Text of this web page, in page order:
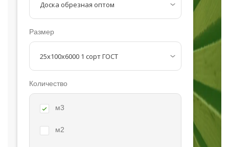
Размер
Количество
м3
м2